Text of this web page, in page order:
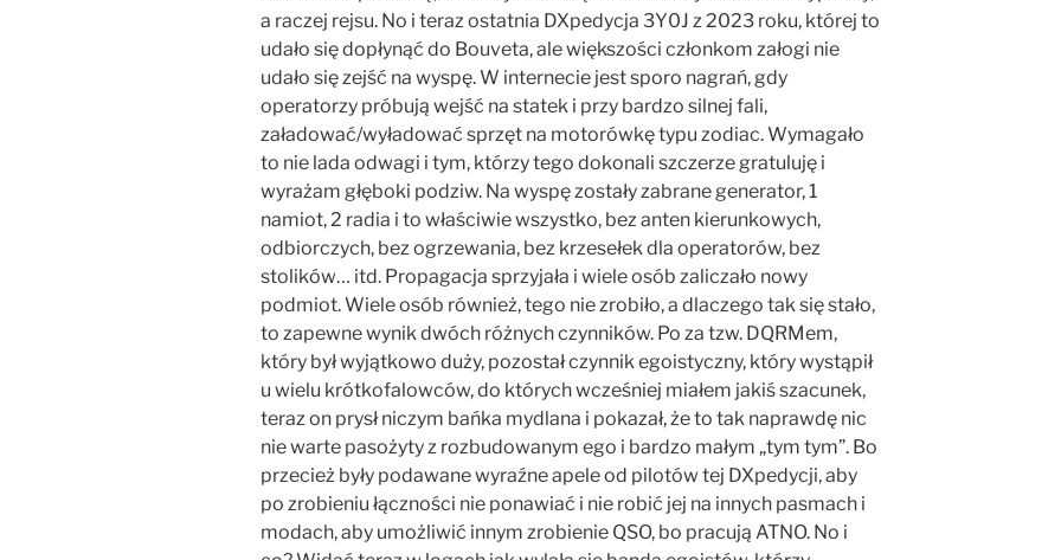
a raczej rejsu. No i teraz ostatnia DXpedycja 3Y0J z 2023 roku, której to
udało się dopłynąć do Bouveta, ale większości członkom załogi nie
udało się zejść na wyspę. W internecie jest sporo nagrań, gdy
operatorzy próbują wejść na statek i przy bardzo silnej fali,
załadować/wyładować sprzęt na motorówkę typu zodiac. Wymagało
to nie lada odwagi i tym, którzy tego dokonali szczerze gratuluję i
wyrażam głęboki podziw. Na wyspę zostały zabrane generator, 1
namiot, 2 radia i to właściwie wszystko, bez anten kierunkowych,
odbiorczych, bez ogrzewania, bez krzesełek dla operatorów, bez
stolików… itd. Propagacja sprzyjała i wiele osób zaliczało nowy
podmiot. Wiele osób również, tego nie zrobiło, a dlaczego tak się stało,
to zapewne wynik dwóch różnych czynników. Po za tzw. DQRMem,
który był wyjątkowo duży, pozostał czynnik egoistyczny, który wystąpił
u wielu krótkofalowców, do których wcześniej miałem jakiś szacunek,
teraz on prysł niczym bańka mydlana i pokazał, że to tak naprawdę nic
nie warte pasożyty z rozbudowanym ego i bardzo małym „tym tym”. Bo
przecież były podawane wyraźne apele od pilotów tej DXpedycji, aby
po zrobieniu łączności nie ponawiać i nie robić jej na innych pasmach i
modach, aby umożliwić innym zrobienie QSO, bo pracują ATNO. No i